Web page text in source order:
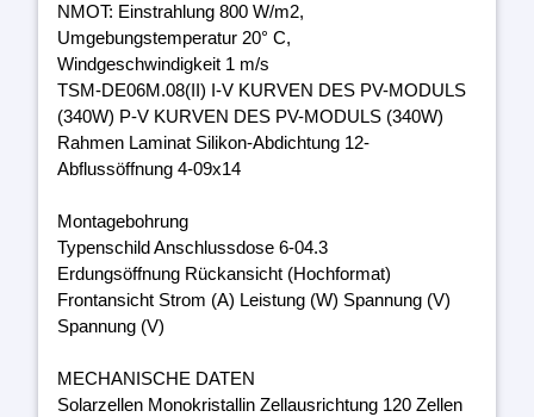
NMOT: Einstrahlung 800 W/m2,
Umgebungstemperatur 20° C,
Windgeschwindigkeit 1 m/s
TSM-DE06M.08(II) I-V KURVEN DES PV-MODULS
(340W) P-V KURVEN DES PV-MODULS (340W)
Rahmen Laminat Silikon-Abdichtung 12-
Abflussöffnung 4-09x14
Montagebohrung
Typenschild Anschlussdose 6-04.3
Erdungsöffnung Rückansicht (Hochformat)
Frontansicht Strom (A) Leistung (W) Spannung (V)
Spannung (V)
MECHANISCHE DATEN
Solarzellen Monokristallin Zellausrichtung 120 Zellen